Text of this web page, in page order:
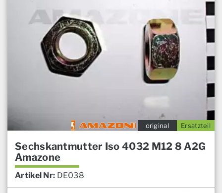
Ersatzteil
original
Sechskantmutter Iso 4032 M12 8 A2G
Amazone
Artikel Nr: DE038